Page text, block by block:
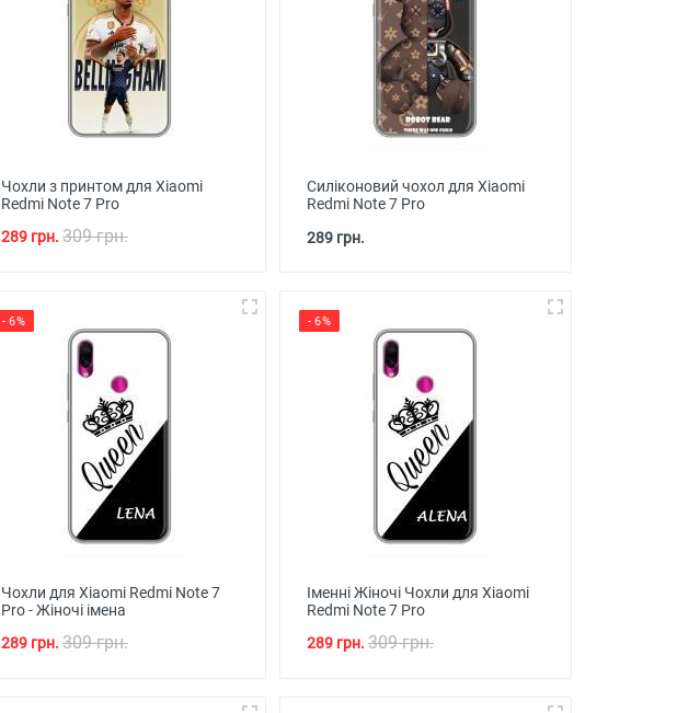
Чохли з принтом для Xiaomi
Redmi Note 7 Pro
289 грн. 309 грн.
Силіконовий чохол для Xiaomi
Redmi Note 7 Pro
289 грн.
- 6%
Чохли для Xiaomi Redmi Note 7
Pro - Жіночі імена
289 грн. 309 грн.
- 6%
Іменні Жіночі Чохли для Xiaomi
Redmi Note 7 Pro
289 грн. 309 грн.